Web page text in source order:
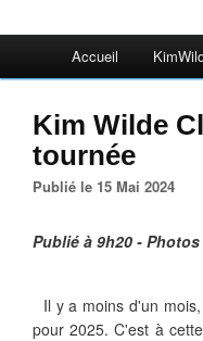
Accueil
Kim Wilde
tournée
Publié le 15 Mai 2024
Publié à 9h20 -
Il y a moins d'un
pour 2025. C'est à